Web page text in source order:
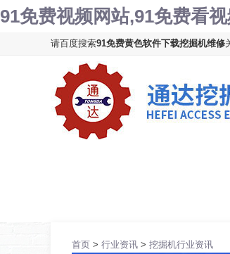
91免费视频网站,91免费看
请百度搜索91免费黄色软件下载挖掘机维修
首页 > 行业资讯 > 挖掘机行业资讯